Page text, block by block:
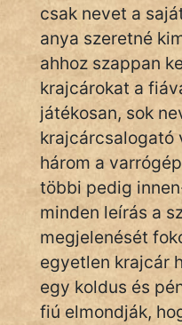
Tanmese
Vers
IRODALOM
SZÓLÁS
És
KÖZMONDÁS
PSZICHO
csak nevet a
anya szeretné
ahhoz szappan
krajcárokat a
játékosan, sok
krajcárcsalogató
három a
többi pedig
minden leírás a
megjelenését
egyetlen krajcár
egy koldus és
fiú elmondják,